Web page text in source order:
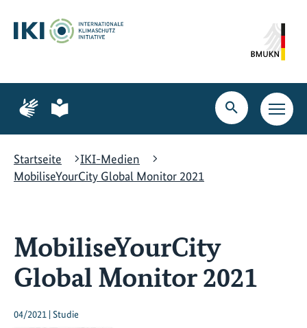
Hauptinhalt
springen
Suche
springen
Hauptnavigation
springen
Zur
Seite
Gebärdensprache
Zur
Seite
leichte
Suche
öffnen
Startseite
IKI-Medien
MobiliseYourCity Global Monitor 2021
MobiliseYourCity
Global Monitor 2021
04/2021 | Studie